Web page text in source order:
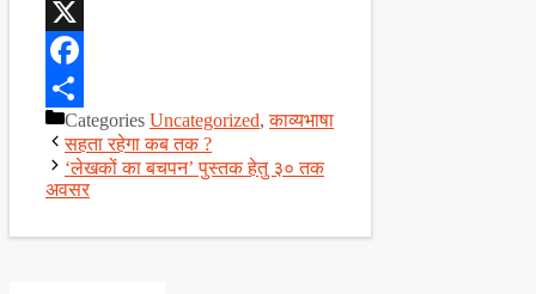
WhatsApp
X
Facebook
ShareCategories Uncategorized,काव्यभाषा
सहता रहेगा कब तक ?
‘लेखकों का बचपन’ पुस्तक हेतु ३० तक
अवसर